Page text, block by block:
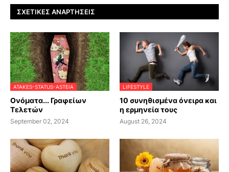
ΣΧΕΤΙΚΈΣ ΑΝΑΡΤΉΣΕΙΣ
ATAKES-STATUS-ASTEIA
Ονόματα... Γραφείων
Τελετών
September 02, 2024
LIFESTYLE
10 συνηθισμένα όνειρα και
η ερμηνεία τους
August 26, 2024